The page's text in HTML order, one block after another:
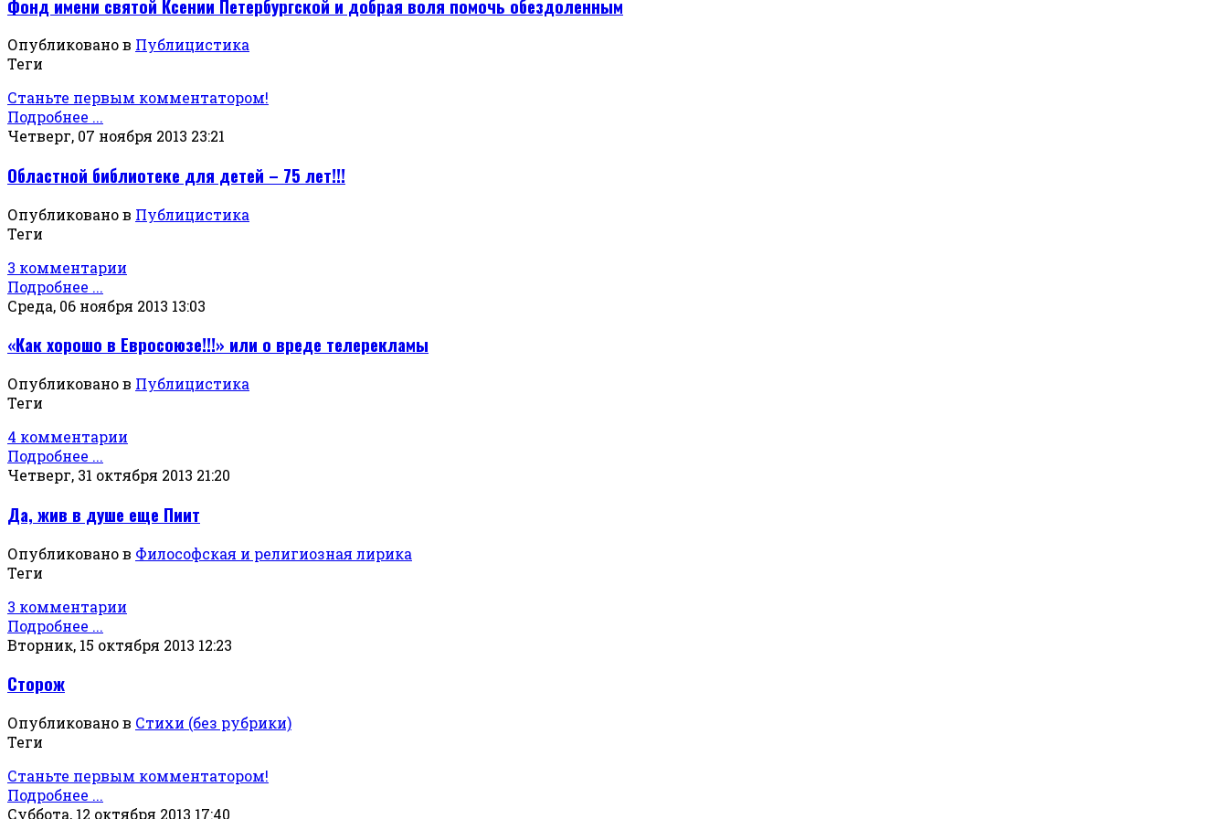
Фонд имени святой Ксении Петербургской и добрая воля помочь обездоленным
Опубликовано в Публицистика
Теги
Станьте первым комментатором!
Подробнее ...
Четверг, 07 ноября 2013 23:21
Областной библиотеке для детей – 75 лет!!!
Опубликовано в Публицистика
Теги
3 комментарии
Подробнее ...
Среда, 06 ноября 2013 13:03
«Как хорошо в Евросоюзе!!!» или о вреде телерекламы
Опубликовано в Публицистика
Теги
4 комментарии
Подробнее ...
Четверг, 31 октября 2013 21:20
Да, жив в душе еще Пиит
Опубликовано в Философская и религиозная лирика
Теги
3 комментарии
Подробнее ...
Вторник, 15 октября 2013 12:23
Сторож
Опубликовано в Стихи (без рубрики)
Теги
Станьте первым комментатором!
Подробнее ...
Суббота, 12 октября 2013 17:40